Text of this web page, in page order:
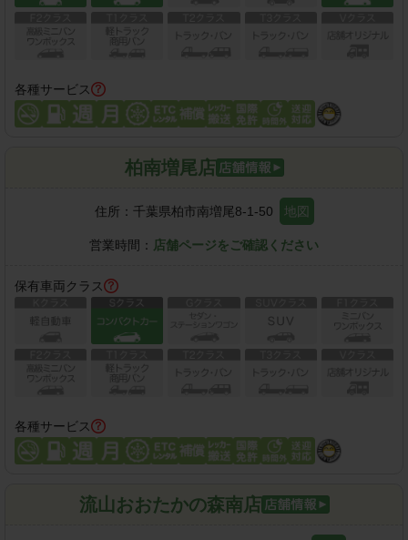
各種サービス
柏南増尾店
住所： 千葉県柏市南増尾8-1-50 地図
営業時間： 店舗ページをご確認ください
保有車両クラス
各種サービス
流山おおたかの森南店